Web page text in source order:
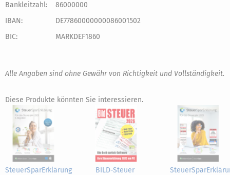
Bankleitzahl:
86000000
IBAN:
DE77860000000086001502
BIC:
MARKDEF1860
Alle Angaben sind ohne Gewähr von Richtigkeit und Vollständigkeit.
Diese Produkte könnten Sie interessieren.
SteuerSparErklärung
BILD-Steuer